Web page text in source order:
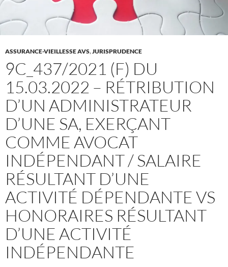
ASSURANCE-VIEILLESSE AVS,JURISPRUDENCE
9C_437/2021 (F) DU
15.03.2022 – RÉTRIBUTION
D’UN ADMINISTRATEUR
D’UNE SA, EXERÇANT
COMME AVOCAT
INDÉPENDANT / SALAIRE
RÉSULTANT D’UNE
ACTIVITÉ DÉPENDANTE VS
HONORAIRES RÉSULTANT
D’UNE ACTIVITÉ
INDÉPENDANTE